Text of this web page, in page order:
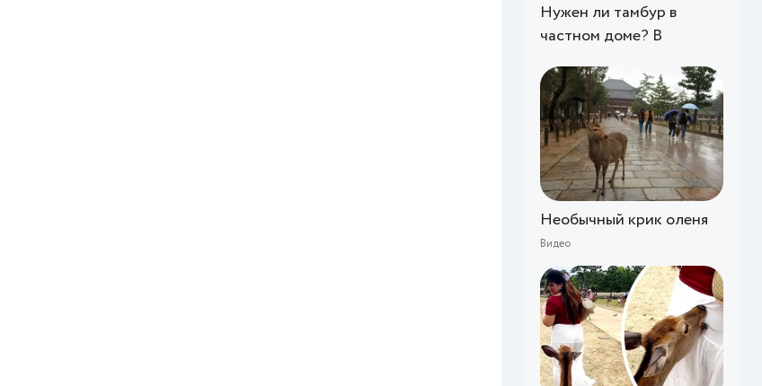
Нужен ли тамбур в
частном доме? В
Необычный крик оленя
Видео